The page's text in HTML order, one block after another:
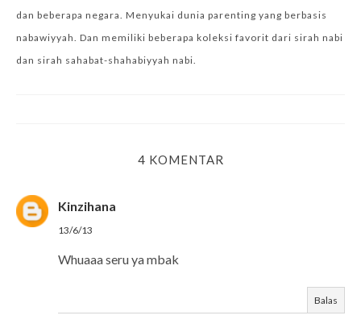
dan beberapa negara. Menyukai dunia parenting yang berbasis
nabawiyyah. Dan memiliki beberapa koleksi favorit dari sirah nabi
dan sirah sahabat-shahabiyyah nabi.
4 KOMENTAR
Kinzihana
13/6/13
Whuaaa seru ya mbak
Balas